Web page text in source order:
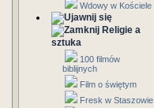
Wdowy w Kościele
Religie a
sztuka
100 filmów
biblijnych
Film o świętym
Fresk w Staszowie